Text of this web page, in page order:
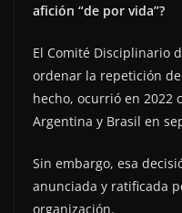
afición “de por vida”?
El Comité Disciplinario
ordenar la repetición
hecho, ocurrió en 2022
Argentina y Brasil en
Sin embargo, esa
anunciada y ratificada
organización.